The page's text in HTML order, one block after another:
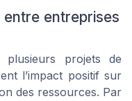
entreprises
projets de
l’impact positif sur
des ressources. Par